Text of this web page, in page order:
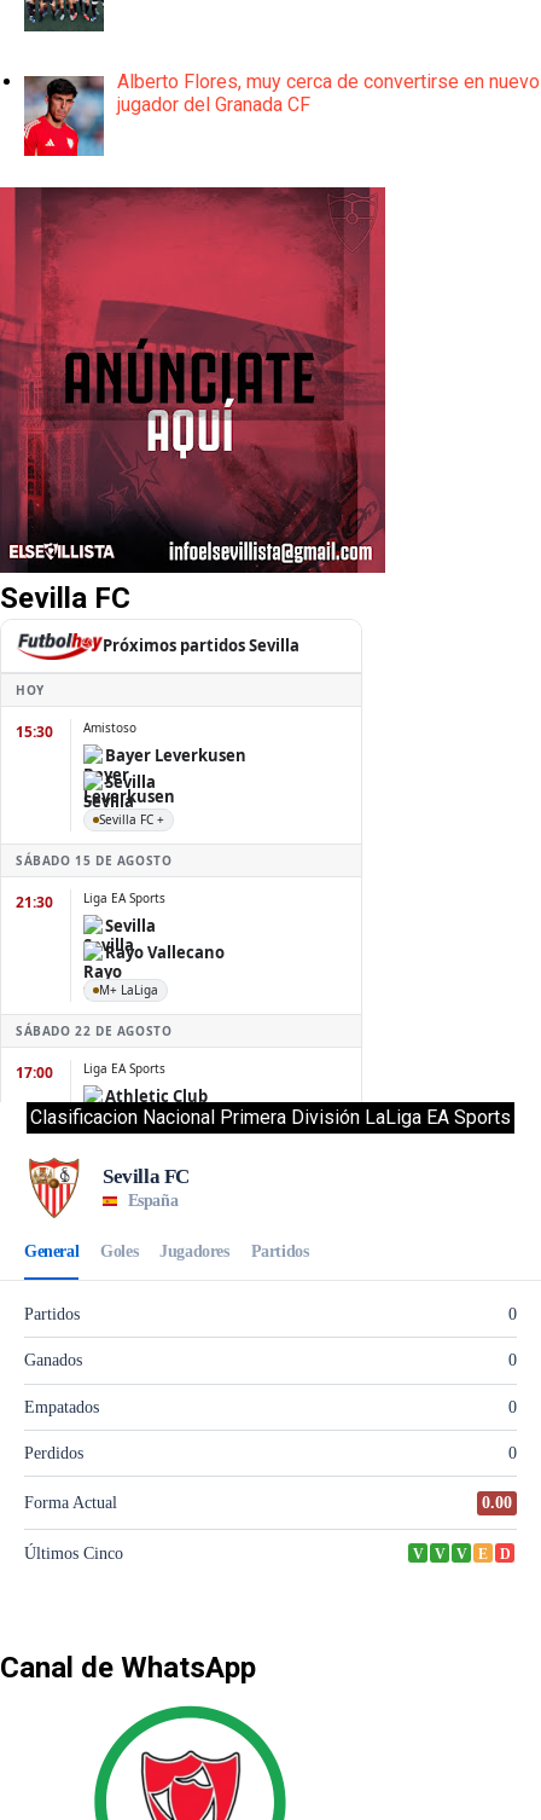
Alberto Flores, muy cerca de convertirse en nuevo
jugador del Granada CF
Sevilla FC
Clasificacion Nacional Primera División LaLiga EA Sports
Canal de WhatsApp